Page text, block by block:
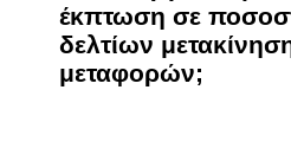
έκπτωση σε
δελτίων
μεταφορών;